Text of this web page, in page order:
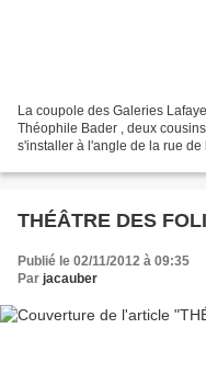
La coupole des Galeries
Théophile Bader , deux
s'installer à l'angle de la rue de
THÉÂTRE DES
Publié le 02/11/2012 à 09:35
Par jacauber